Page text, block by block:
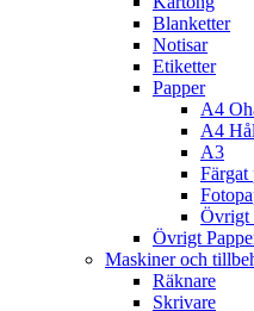
Blanketter
Notisar
Etiketter
Papper
A4
A4
A3
Färgat
Övrigt
Övrigt
Maskiner och
Räknare
Skrivare